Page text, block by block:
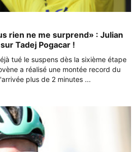
rien ne me surprend» : Julian
Tadej Pogacar !
tué le suspens dès la sixième étape
a réalisé une montée record du
plus de 2 minutes ...